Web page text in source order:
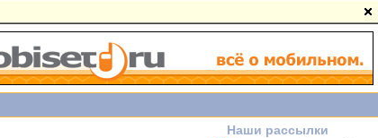
Наши рассылки